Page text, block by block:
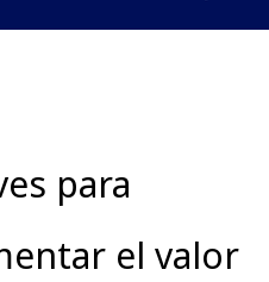
para
el valor